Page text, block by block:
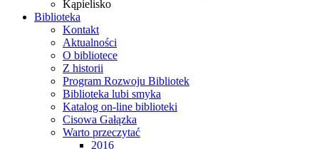
Kąpielisko
Biblioteka
Kontakt
Aktualności
O bibliotece
Z historii
Program Rozwoju Bibliotek
Biblioteka lubi smyka
Katalog on-line biblioteki
Cisowa Gałązka
Warto przeczytać
2016